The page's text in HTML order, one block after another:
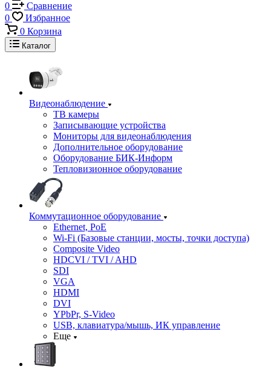
0
Сравнение
0
Избранное
0 Корзина
Каталог
Видеонаблюдение
ТВ камеры
Записывающие устройства
Мониторы для видеонаблюдения
Дополнительное оборудование
Оборудование БИК-Информ
Тепловизионное оборудование
Коммутационное оборудование
Ethernet, PoE
Wi-Fi (Базовые станции, мосты, точки доступа)
Composite Video
HDCVI / TVI / AHD
SDI
VGA
HDMI
DVI
YPbPr, S-Video
USB, клавиатура/мышь, ИК управление
Еще